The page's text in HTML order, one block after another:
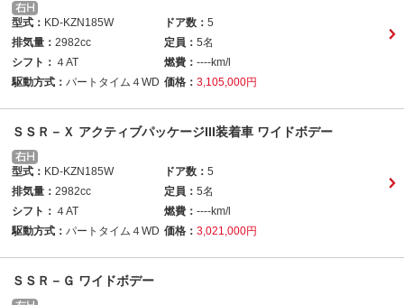
型式： KD-KZN185W ドア数： 5
排気量： 2982cc 定員： 5名
シフト： ４AT 燃費： ----km/l
駆動方式： パートタイム４WD 価格： 3,105,000円
ＳＳＲ－Ｘ アクティブパッケージIII装着車 ワイドボデー
型式： KD-KZN185W ドア数： 5
排気量： 2982cc 定員： 5名
シフト： ４AT 燃費： ----km/l
駆動方式： パートタイム４WD 価格： 3,021,000円
ＳＳＲ－Ｇ ワイドボデー